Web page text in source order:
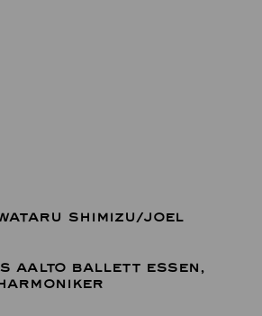
SHIMIZU/JOEL
AALTO BALLETT ESSEN ,